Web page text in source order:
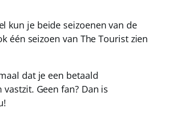
kun je beide seizoenen van de
één seizoen van The Tourist zien
dat je een betaald
Geen fan? Dan is